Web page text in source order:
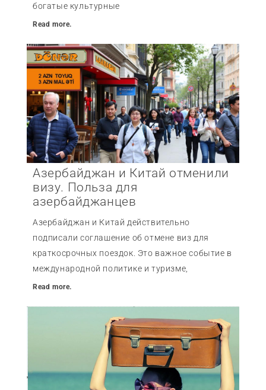
богатые культурные
Read more.
Азербайджан и Китай отменили
визу. Польза для
азербайджанцев
Азербайджан и Китай действительно
подписали соглашение об отмене виз для
краткосрочных поездок. Это важное событие в
международной политике и туризме,
Read more.